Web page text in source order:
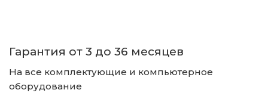
Гарантия от 3 до 36 месяцев
На все комплектующие и компьютерное
оборудование